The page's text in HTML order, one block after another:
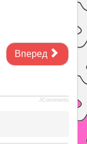
Вперед
JComments